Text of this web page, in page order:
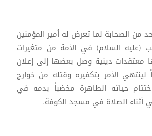
من الصحابة لما تعرض له أمير المؤمنين
(عليه السلام) في الأمة من متغيرات
معتقدات دينية وصل بعضها إلى إعلان
لينتهي الأمر بتكفيره وقتله من خوارج
حياته الطاهرة مخضباً بدمه في
أثناء الصلاة في مسجد الكوفة.